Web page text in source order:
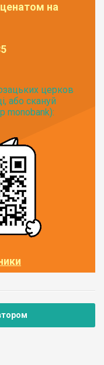
на
церков
або скануй
monobank):